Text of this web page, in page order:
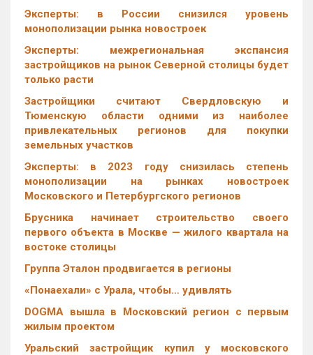
Эксперты: в России снизился уровень
монополизации рынка новостроек
Эксперты: межрегиональная экспансия
застройщиков на рынок Северной столицы будет
только расти
Застройщики считают Свердловскую и
Тюменскую области одними из наиболее
привлекательных регионов для покупки
земельных участков
Эксперты: в 2023 году снизилась степень
монополизации на рынках новостроек
Московского и Петербургского регионов
Брусника начинает строительство своего
первого объекта в Москве — жилого квартала на
востоке столицы
Группа Эталон продвигается в регионы
«Понаехали» с Урала, чтобы… удивлять
DOGMA вышла в Московский регион с первым
жилым проектом
Уральский застройщик купил у московского